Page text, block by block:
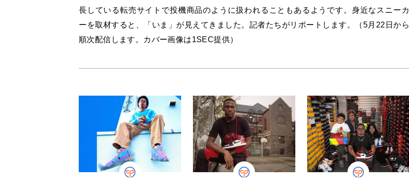
長している転売サイトで投機商品のように扱われることもあるようです。身近なスニーカ
ーを取材すると、「いま」が見えてきました。記者たちがリポートします。（5月22日から
順次配信します。カバー画像は1SEC提供）